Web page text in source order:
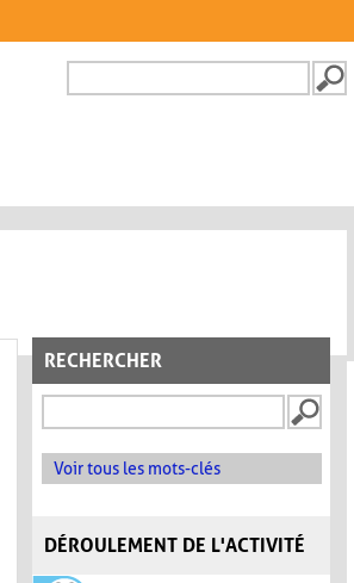
FORMULAIRE DE
RECHERCHER
Voir tous les mots-clés
DÉROULEMENT DE L'ACTIVITÉ